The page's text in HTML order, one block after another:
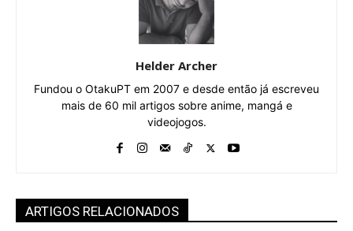
Helder Archer
Fundou o OtakuPT em 2007 e desde então já escreveu
mais de 60 mil artigos sobre anime, mangá e
videojogos.
ARTIGOS RELACIONADOS